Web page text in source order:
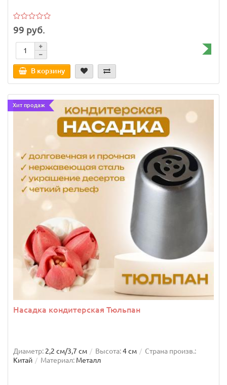
99 руб.
В корзину
Хит продаж
Насадка кондитерская Тюльпан
Диаметр: 2,2 см/3,7 см Высота:4 см
Страна произв.:
Китай
Материал: Металл